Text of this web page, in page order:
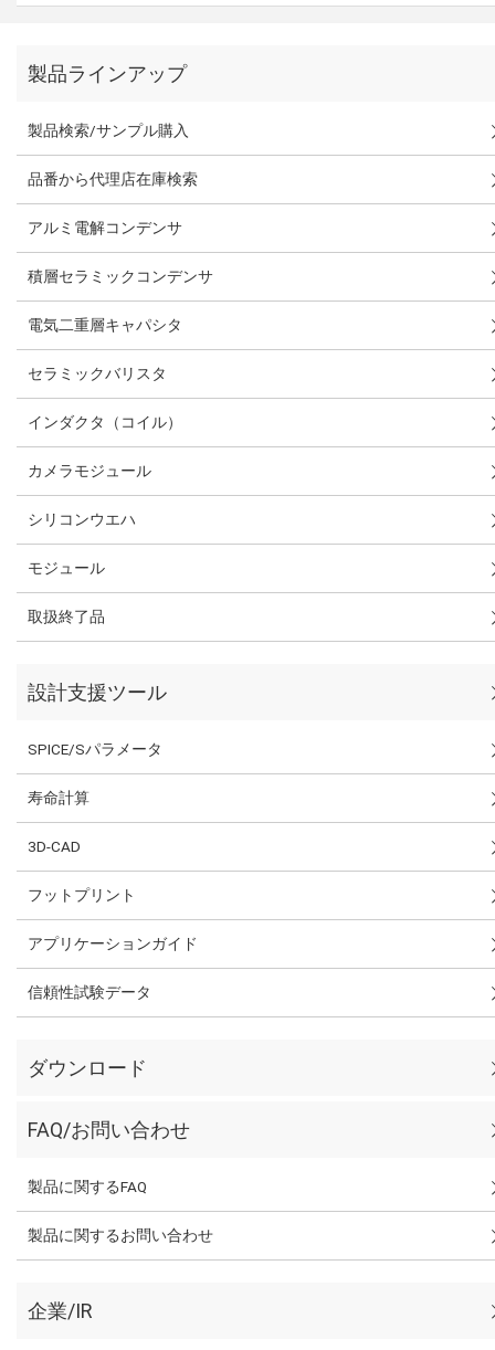
製品ラインアップ
製品検索/サンプル購入
品番から代理店在庫検索
アルミ電解コンデンサ
積層セラミックコンデンサ
電気二重層キャパシタ
セラミックバリスタ
インダクタ（コイル）
カメラモジュール
シリコンウエハ
モジュール
取扱終了品
設計支援ツール
SPICE/Sパラメータ
寿命計算
3D-CAD
フットプリント
アプリケーションガイド
信頼性試験データ
ダウンロード
FAQ/お問い合わせ
製品に関するFAQ
製品に関するお問い合わせ
企業/IR